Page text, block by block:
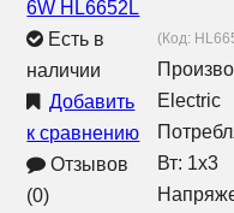
Есть в
наличии
Добавить
к сравнению
Отзывов
(0)
(Код:
Electric
Вт: 1x3